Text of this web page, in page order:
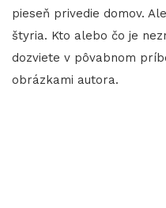
pieseň privedie domov.
štyria. Kto alebo čo je
dozviete v pôvabnom
obrázkami autora.